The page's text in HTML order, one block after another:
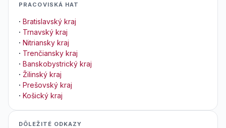
PRACOVISKÁ HAT
· Bratislavský kraj
· Trnavský kraj
· Nitriansky kraj
· Trenčiansky kraj
· Banskobystrický kraj
· Žilinský kraj
· Prešovský kraj
· Košický kraj
DÔLEŽITÉ ODKAZY